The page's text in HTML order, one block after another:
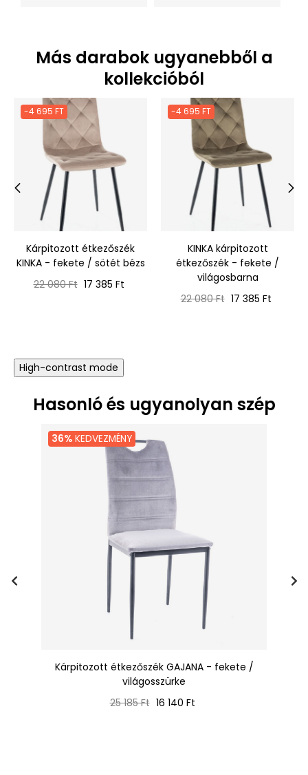
Más darabok ugyanebből a
kollekcióból
-4 695 FT
Kárpitozott étkezőszék
KINKA - fekete / sötét bézs
Normál
22 080 Ft Ár
17 385 Ft
-4 695 FT
KINKA kárpitozott
étkezőszék - fekete /
világosbarna
Normál
22 080 Ft Ár
17 385 Ft
High-contrast mode
Hasonló és ugyanolyan szép
36% KEDVEZMÉNY
Kárpitozott étkezőszék GAJANA - fekete /
világosszürke
Normál
25 185 Ft Ár
16 140 Ft